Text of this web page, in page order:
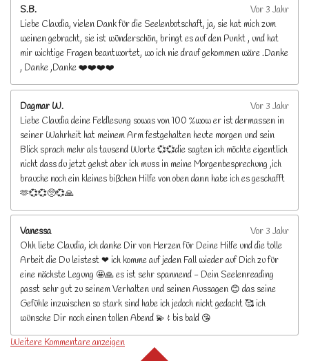
S.B.
Vor 3 Jahr
Liebe Claudia, vielen Dank für die Seelenbotschaft, ja, sie hat mich zum
weinen gebracht, sie ist wünderschön, bringt es auf den Punkt , und hat
mir wichtige Fragen beantwortet, wo ich nie drauf gekommen wäre .Danke
, Danke ,Danke ❤️❤️❤️❤️
Dagmar W.
Vor 3 Jahr
Liebe Claudia deine Feldlesung sowas von 100 %wow er ist dermassen in
seiner Wahrheit hat meinem Arm festgehalten heute morgen und sein
Blick sprach mehr als tausend Worte 💞💞die sagten ich möchte eigentlich
nicht dass du jetzt gehst aber ich muss in meine Morgenbesprechung ,ich
brauche noch ein kleines bißchen Hilfe von oben dann habe ich es geschafft
🫶💞💞🥺💞🙏
Vanessa
Vor 3 Jahr
Ohh liebe Claudia, ich danke Dir von Herzen für Deine Hilfe und die tolle
Arbeit die Du leistest ❤ ich komme auf jeden Fall wieder auf Dich zu für
eine nächste Legung 🤩🙏 es ist sehr spannend - Dein Seelenreading
passt sehr gut zu seinem Verhalten und seinen Aussagen 😊 das seine
Gefühle inzwischen so stark sind habe ich jedoch nicht gedacht 🥰 ich
wünsche Dir noch einen tollen Abend 💫 & bis bald 😘
Weitere Kommentare anzeigen